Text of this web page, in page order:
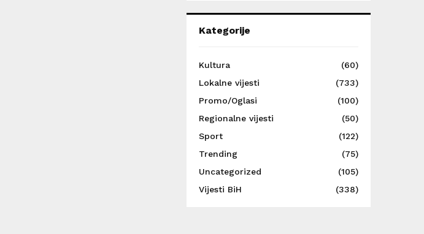
Kategorije
Kultura
(60)
Lokalne vijesti
(733)
Promo/Oglasi
(100)
Regionalne vijesti
(50)
Sport
(122)
Trending
(75)
Uncategorized
(105)
Vijesti BiH
(338)